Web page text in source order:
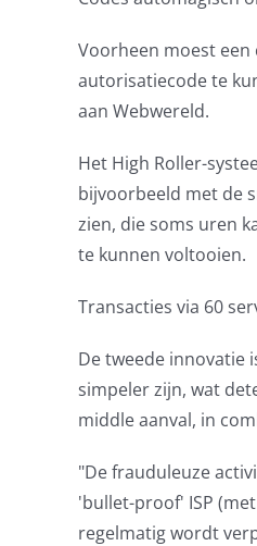
Voorheen moest
autorisatiecode te
aan Webwereld.
Het High Roller-
bijvoorbeeld met de
zien, die soms uren
te kunnen voltooien.
Transacties via 60
De tweede innovatie
simpeler zijn, wat
middle aanval, in
"De frauduleuze
'bullet-proof' ISP
regelmatig wordt